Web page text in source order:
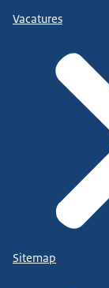
Vacatures
Sitemap